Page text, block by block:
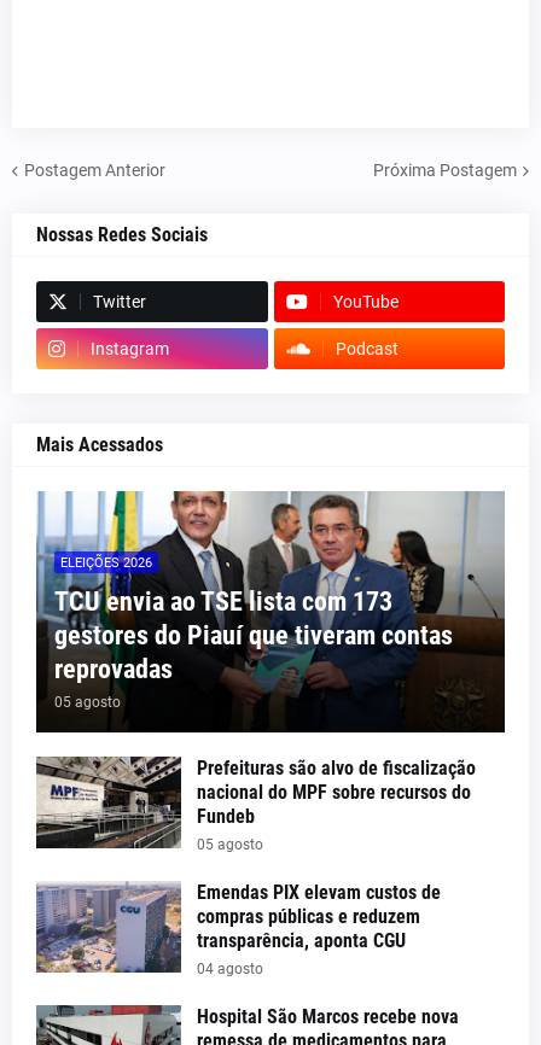
Postagem Anterior Próxima Postagem
Nossas Redes Sociais
Twitter YouTube
Instagram Podcast
Mais Acessados
ELEIÇÕES 2026
TCU envia ao TSE lista com 173
gestores do Piauí que tiveram contas
reprovadas
05 agosto
Prefeituras são alvo de fiscalização
nacional do MPF sobre recursos do
Fundeb
05 agosto
Emendas PIX elevam custos de
compras públicas e reduzem
transparência, aponta CGU
04 agosto
Hospital São Marcos recebe nova